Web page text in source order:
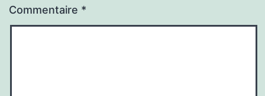
Commentaire *